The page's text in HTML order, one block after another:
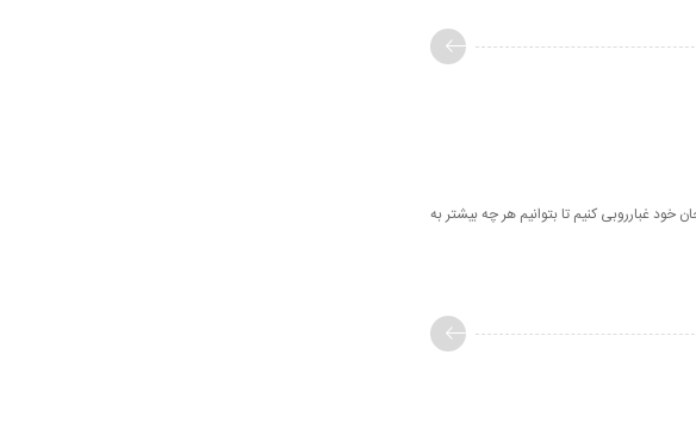
غبارروبی کنیم تا بتوانیم هر چه بیشتر به